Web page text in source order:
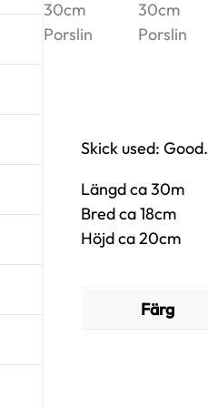
Skick used: Good.
Längd ca 30m
Bred ca 18cm
Höjd ca 20cm
Färg